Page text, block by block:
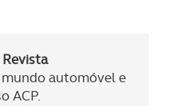
mundo automóvel e
ACP.